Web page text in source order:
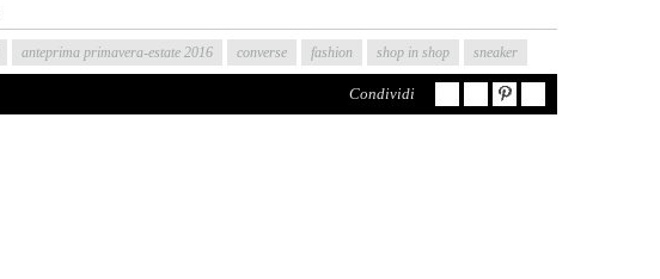
anteprima primavera-estate 2016 converse fashion shop in shop sneaker
Condividi